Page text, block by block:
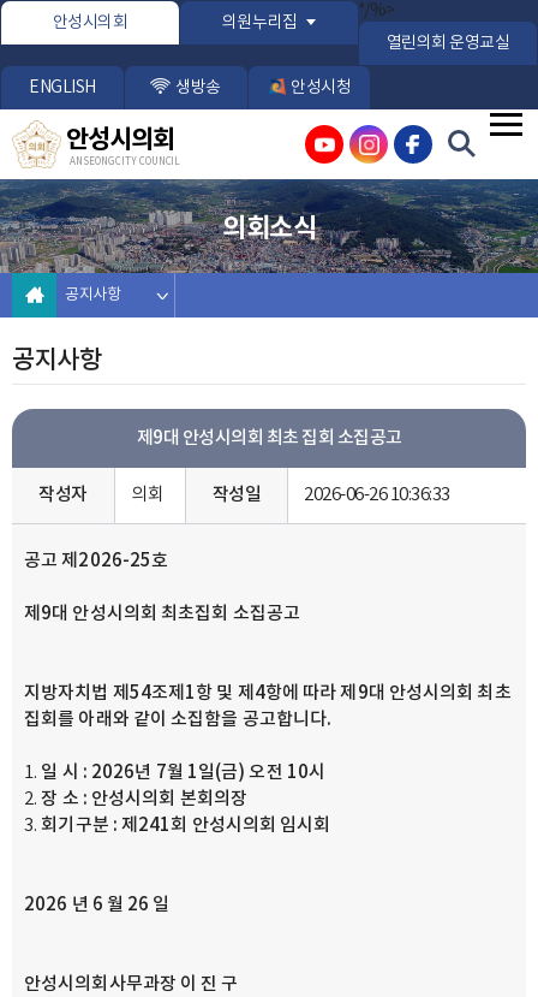
본문바로가기
안성시의회 의원누리집
*/%>
열린의회 운영교실
ENGLISH 생방송 안성시청
안성시의회
ANSEONG CITY COUNCIL
의회소식
공지사항
공지사항
제9대 안성시의회 최초 집회 소집공고
작성자 의회 작성일 2026-06-26 10:36:33
공고 제 2026-25호
제 9대 안성시의회 최초집회 소집공고
지방자치법 제 54조제 1항 및 제 4항에 따라 제 9대 안성시의회 최초
집회를 아래와 같이 소집함을 공고합니다.
일 시 : 2026년 7월 1일(금)오전 10시
장 소 : 안성시의회 본회의장
회기구분 :제 241회 안성시의회 임시회
2026 년 6 월 26 일
안성시의회사무과장 이 진 구